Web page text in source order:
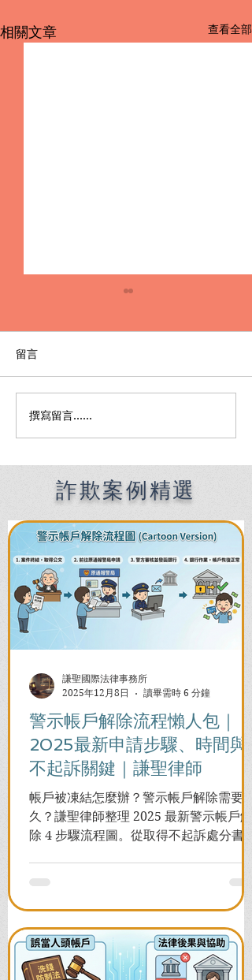
相關文章 查看全部
Premier English
Speaking Criminal
Filipinos in Taiwan:
Chien Sheng
International Law Firm
留言
撰寫留言......
詐欺案例精選
警示帳戶解除流程懶人包｜
2025最新申請步驟、時間與
不起訴關鍵｜謙聖律師
帳戶被凍結怎麼辦？警示帳戶解除需要多
久？謙聖律師整理 2025 最新警示帳戶解
除 4 步驟流程圖。從取得不起訴處分書到
謙聖國際法律事務所
2025年12月8日
讀畢需時 6 分鐘